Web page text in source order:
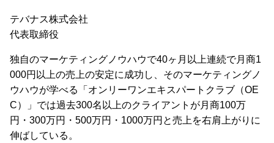
テバナス株式会社
代表取締役
独自のマーケティングノウハウで40ヶ月以上連続で月商1
000円以上の売上の安定に成功し、そのマーケティングノ
ウハウが学べる「オンリーワンエキスパートクラブ（OE
C）」では過去300名以上のクライアントが月商100万
円・300万円・500万円・1000万円と売上を右肩上がりに
伸ばしている。